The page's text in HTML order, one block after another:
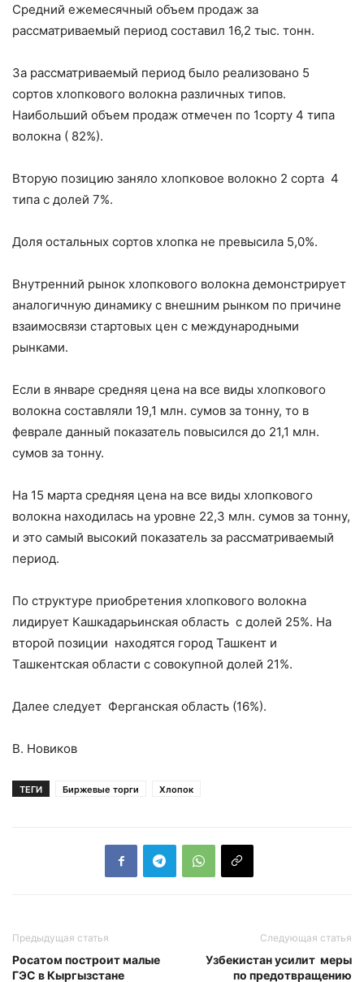
Средний ежемесячный объем продаж за
рассматриваемый период составил 16,2 тыс. тонн.
За рассматриваемый период было реализовано 5
сортов хлопкового волокна различных типов.
Наибольший объем продаж отмечен по 1сорту 4 типа
волокна ( 82%).
Вторую позицию заняло хлопковое волокно 2 сорта 4
типа с долей 7%.
Доля остальных сортов хлопка не превысила 5,0%.
Внутренний рынок хлопкового волокна демонстрирует
аналогичную динамику с внешним рынком по причине
взаимосвязи стартовых цен с международными
рынками.
Если в январе средняя цена на все виды хлопкового
волокна составляли 19,1 млн. сумов за тонну, то в
феврале данный показатель повысился до 21,1 млн.
сумов за тонну.
На 15 марта средняя цена на все виды хлопкового
волокна находилась на уровне 22,3 млн. сумов за тонну,
и это самый высокий показатель за рассматриваемый
период.
По структуре приобретения хлопкового волокна
лидирует Кашкадарьинская область с долей 25%. На
второй позиции находятся город Ташкент и
Ташкентская области с совокупной долей 21%.
Далее следует Ферганская область (16%).
В. Новиков
ТЕГИ Биржевые торги Хлопок
Предыдущая статья
Росатом построит малые
ГЭС в Кыргызстане
Следующая статья
Узбекистан усилит меры
по предотвращению